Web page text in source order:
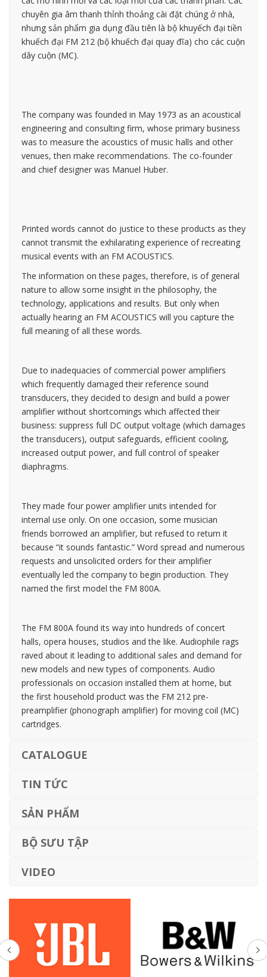
chuyên gia âm thanh thỉnh thoảng cài đặt chúng ở nhà,
nhưng sản phẩm gia dụng đầu tiên là bộ khuyếch đại tiền
khuếch đại FM 212 (bộ khuếch đại quay đĩa) cho các cuộn
dây cuộn (MC).
The company was founded in May 1973 as an acoustical
engineering and consulting firm, whose primary business
was to measure the acoustics of music halls and other
venues, then make recommendations. The co-founder
and chief designer was Manuel Huber.
Printed words cannot do justice to these products as they
cannot transmit the exhilarating experience of recreating
musical events with an FM ACOUSTICS.
The information on these pages, therefore, is of general
nature to allow some insight in the philosophy, the
technology, applications and results. But only when
actually hearing an FM ACOUSTICS will you capture the
full meaning of all these words.
Due to inadequacies of commercial power amplifiers
which frequently damaged their reference sound
transducers, they decided to design and build a power
amplifier without shortcomings which affected their
business: suppress full DC output voltage (which damages
the transducers), output safeguards, efficient cooling,
increased output power, and full control of speaker
diaphragms.
They made four power amplifier units intended for
internal use only. On one occasion, some musician
friends borrowed an amplifier, but refused to return it
because “it sounds fantastic.” Word spread and numerous
requests and unsolicited orders for their amplifier
eventually led the company to begin production. They
named the first model the FM 800A.
The FM 800A found its way into hundreds of concert
halls, opera houses, studios and the like. Audiophile rags
raved about it leading to additional sales and demand for
new models and new types of components. Audio
professionals on occasion installed them at home, but
the first household product was the FM 212 pre-
preamplifier (phonograph amplifier) for moving coil (MC)
cartridges.
CATALOGUE
TIN TỨC
SẢN PHẨM
BỘ SƯU TẬP
VIDEO